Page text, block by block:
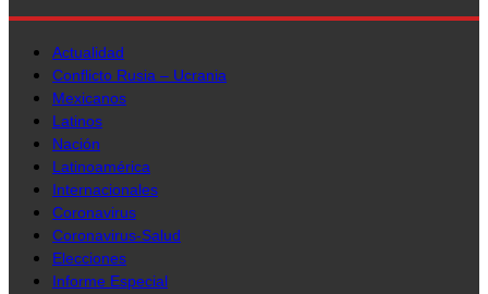
Actualidad
Conflicto Rusia – Ucrania
Mexicanos
Latinos
Nación
Latinoamérica
Internacionales
Coronavirus
Coronavirus-Salud
Elecciones
Informe Especial